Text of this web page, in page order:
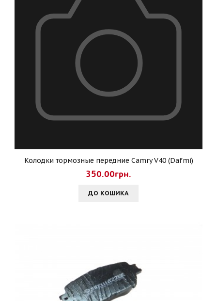
Колодки тормозные передние Camry V40 (Dafmi)
350.00грн.
ДО КОШИКА